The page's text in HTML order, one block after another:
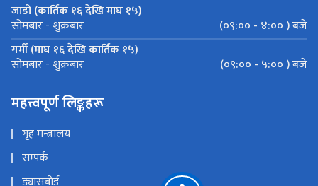
जाडो (कार्तिक १६ देखि माघ १५)
सोमबार - शुक्रबार
(०९:०० - ४:०० ) बजे
गर्मी (माघ १६ देखि कार्तिक १५)
सोमबार - शुक्रबार (०९:०० - ५:०० ) बजे
महत्त्वपूर्ण लिङ्कहरू
गृह मन्त्रालय
सम्पर्क
ड्यासबोर्ड